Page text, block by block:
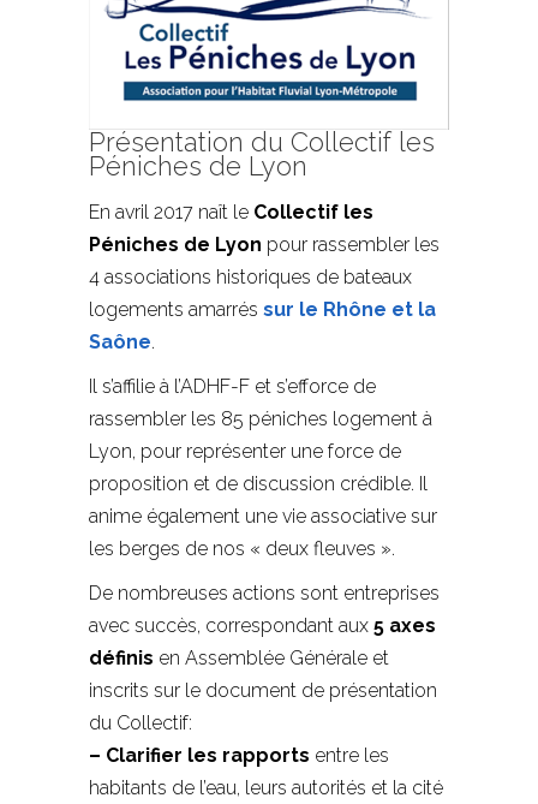
Présentation du Collectif les
Péniches de Lyon
En avril 2017 naît le Collectif les
Péniches de Lyon pour rassembler les
4 associations historiques de bateaux
logements amarrés sur le Rhône et la
Saône.
Il s’affilie à l’ADHF-F et s’efforce de
rassembler les 85 péniches logement à
Lyon, pour représenter une force de
proposition et de discussion crédible. Il
anime également une vie associative sur
les berges de nos « deux fleuves ».
De nombreuses actions sont entreprises
avec succès, correspondant aux 5 axes
définis en Assemblée Générale et
inscrits sur le document de présentation
du Collectif:
– Clarifier les rapports entre les
habitants de l’eau, leurs autorités et la cité